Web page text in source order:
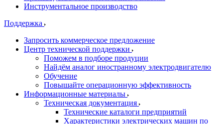
Инструментальное производство
Поддержка
Запросить коммерческое предложение
Центр технической поддержки
Поможем в подборе продуции
Найдём аналог иностранному электродвигателю
Обучение
Повышайте операционную эффективность
Информационные материалы
Техническая документация
Технические каталоги предприятий
Характеристики электрических машин по